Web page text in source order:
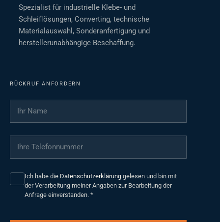
Spezialist für industrielle Klebe- und
Schleiflösungen, Converting, technische
Materialauswahl, Sonderanfertigung und
herstellerunabhängige Beschaffung.
RÜCKRUF ANFORDERN
Ihr Name
Ihre Telefonnummer
Ich habe die Datenschutzerklärung gelesen und bin mit
der Verarbeitung meiner Angaben zur Bearbeitung der
Anfrage einverstanden. *